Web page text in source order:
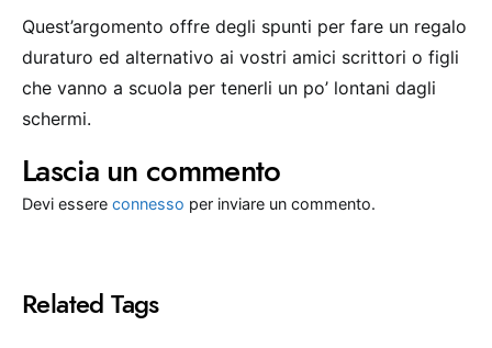
Quest’argomento offre degli spunti per fare un regalo
duraturo ed alternativo ai vostri amici scrittori o figli
che vanno a scuola per tenerli un po’ lontani dagli
schermi.
Lascia un commento
Devi essere connesso per inviare un commento.
Related Tags